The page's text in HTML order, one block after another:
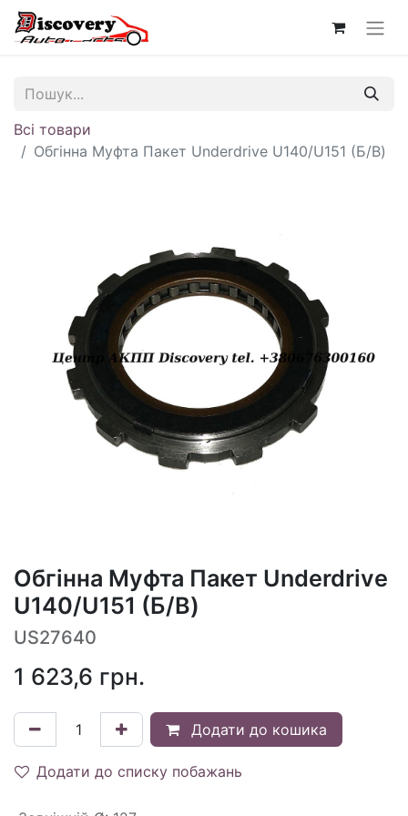
Всі товари
Обгінна Муфта Пакет Underdrive U140/U151 (Б/В)
Обгінна Муфта Пакет Underdrive
U140/U151 (Б/В)
US27640
1 623,6 грн.
Додати до кошика
Додати до списку побажань